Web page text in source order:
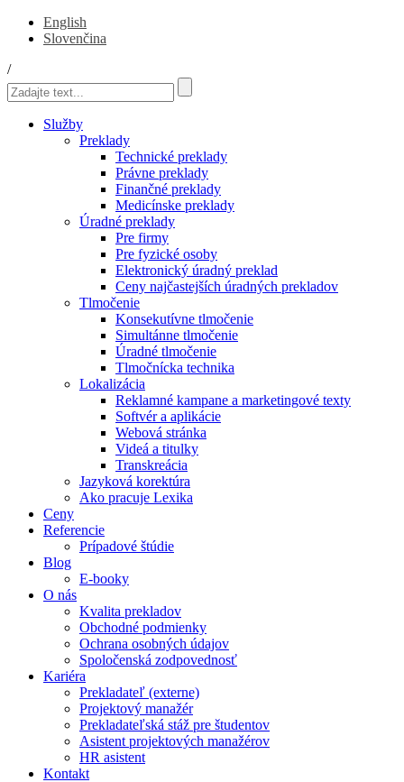
English
Slovenčina
/
Služby
Preklady
Technické preklady
Právne preklady
Finančné preklady
Medicínske preklady
Úradné preklady
Pre firmy
Pre fyzické osoby
Elektronický úradný preklad
Ceny najčastejších úradných prekladov
Tlmočenie
Konsekutívne tlmočenie
Simultánne tlmočenie
Úradné tlmočenie
Tlmočnícka technika
Lokalizácia
Reklamné kampane a marketingové texty
Softvér a aplikácie
Webová stránka
Videá a titulky
Transkreácia
Jazyková korektúra
Ako pracuje Lexika
Ceny
Referencie
Prípadové štúdie
Blog
E-booky
O nás
Kvalita prekladov
Obchodné podmienky
Ochrana osobných údajov
Spoločenská zodpovednosť
Kariéra
Prekladateľ (externe)
Projektový manažér
Prekladateľská stáž pre študentov
Asistent projektových manažérov
HR asistent
Kontakt